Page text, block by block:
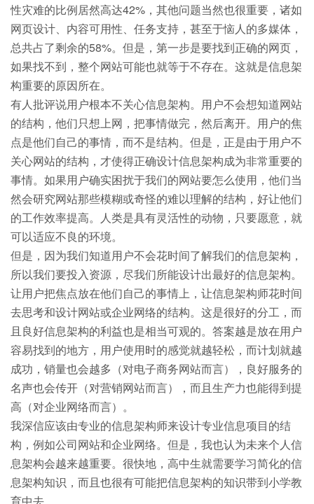
性灾难的比例居然高达42%，其他问题当然也很重要，诸如
网页设计、内容可用性、任务支持，甚至于恼人的多媒体，
总共占了剩余的58%。但是，第一步是要找到正确的网页，
如果找不到，整个网站可能也就等于不存在。这就是信息架
构重要的原因所在。
有人批评说用户根本不关心信息架构。用户不会想知道网站
的结构，他们只想上网，把事情做完，然后离开。用户的焦
点是他们自己的事情，而不是结构。但是，正是由于用户不
关心网站的结构，才使得正确设计信息架构成为非常重要的
事情。如果用户确实困扰于我们的网站要怎么使用，他们当
然会研究网站那些模糊或奇怪的难以理解的结构，好让他们
的工作效率提高。人类是具有灵活性的动物，只要愿意，就
可以适应不良的环境。
但是，因为我们知道用户不会花时间了解我们的信息架构，
所以我们要投入资源，尽我们所能设计出最好的信息架构。
让用户把焦点放在他们自己的事情上，让信息架构师花时间
去思考和设计网站或企业网络的结构。这是很好的分工，而
且良好信息架构的利益也是相当可观的。答案越是放在用户
容易找到的地方，用户使用时的感觉就越轻松，而计划就越
成功，销量也会越多（对电子商务网站而言），良好服务的
名声也会传开（对营销网站而言），而且生产力也能得到提
高（对企业网络而言）。
我深信应该由专业的信息架构师来设计专业信息项目的结
构，例如公司网站和企业网络。但是，我也认为未来个人信
息架构会越来越重要。很快地，高中生就需要学习简化的信
息架构知识，而且也很有可能把信息架构的知识带到小学教
育中去。